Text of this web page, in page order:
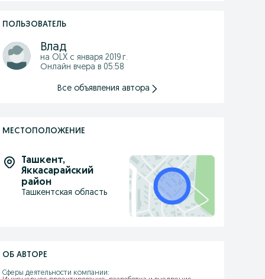
ПОЛЬЗОВАТЕЛЬ
Влад
на OLX с января 2019 г.
Онлайн вчера в 05:58
Все объявления автора
МЕСТОПОЛОЖЕНИЕ
Ташкент,
Яккасарайский
район
Ташкентская область
ОБ АВТОРЕ
Сферы деятельности компании: